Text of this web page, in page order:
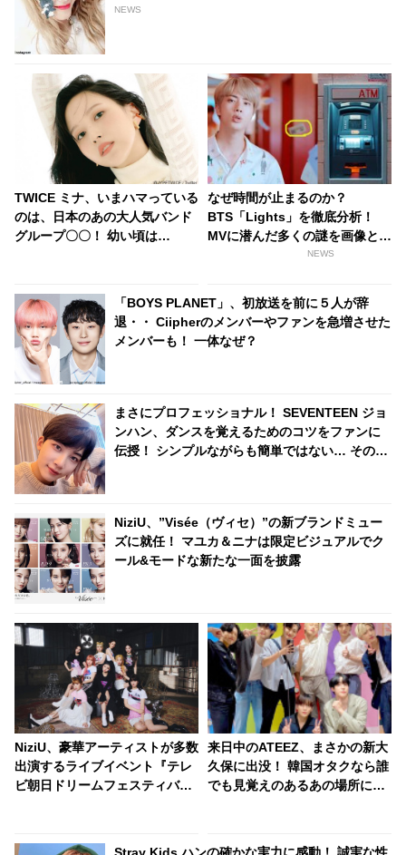
NEWS
TWICE ミナ、いまハマっている
のは、日本のあの大人気バンド
グループ〇〇！ 幼い頃は
に
なぜ時間が止まるのか？
BTS「Lights」を徹底分析！
MVに潜んだ多くの謎を画像と共
にチェック！［パート2］
NEWS
「BOYS PLANET」、初放送を前に５人が辞
退・・ Ciipherのメンバーやファンを急増させた
メンバーも！ 一体なぜ？
まさにプロフェッショナル！ SEVENTEEN ジョ
ンハン、ダンスを覚えるためのコツをファンに
伝授！ シンプルながらも簡単ではない… その心
NiziU、”Visée（ヴィセ）”の新ブランドミュー
ズに就任！ マユカ＆ニナは限定ビジュアルでク
ール&モードな新たな一面を披露
NiziU、豪華アーティストが多数
出演するライブイベント『テレ
ビ朝日ドリームフェスティバル
ライティングのリバイバル点灯
来日中のATEEZ、まさかの新大
久保に出没！ 韓国オタクなら誰
でも見覚えのあるあの場所にフ